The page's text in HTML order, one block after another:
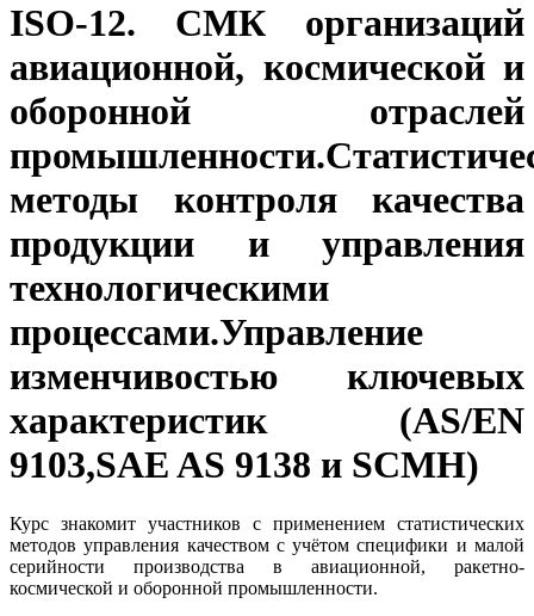
ISO-12. СМК организаций
авиационной, космической и
оборонной отраслей
методы контроля качества
продукции и управления
технологическими
процессами.Управление
изменчивостью ключевых
характеристик (AS/EN
9103,SAE AS 9138 и SCMH)
Курс знакомит участников с применением статистических
методов управления качеством с учётом специфики и малой
серийности производства в авиационной, ракетно-
космической и оборонной промышленности.